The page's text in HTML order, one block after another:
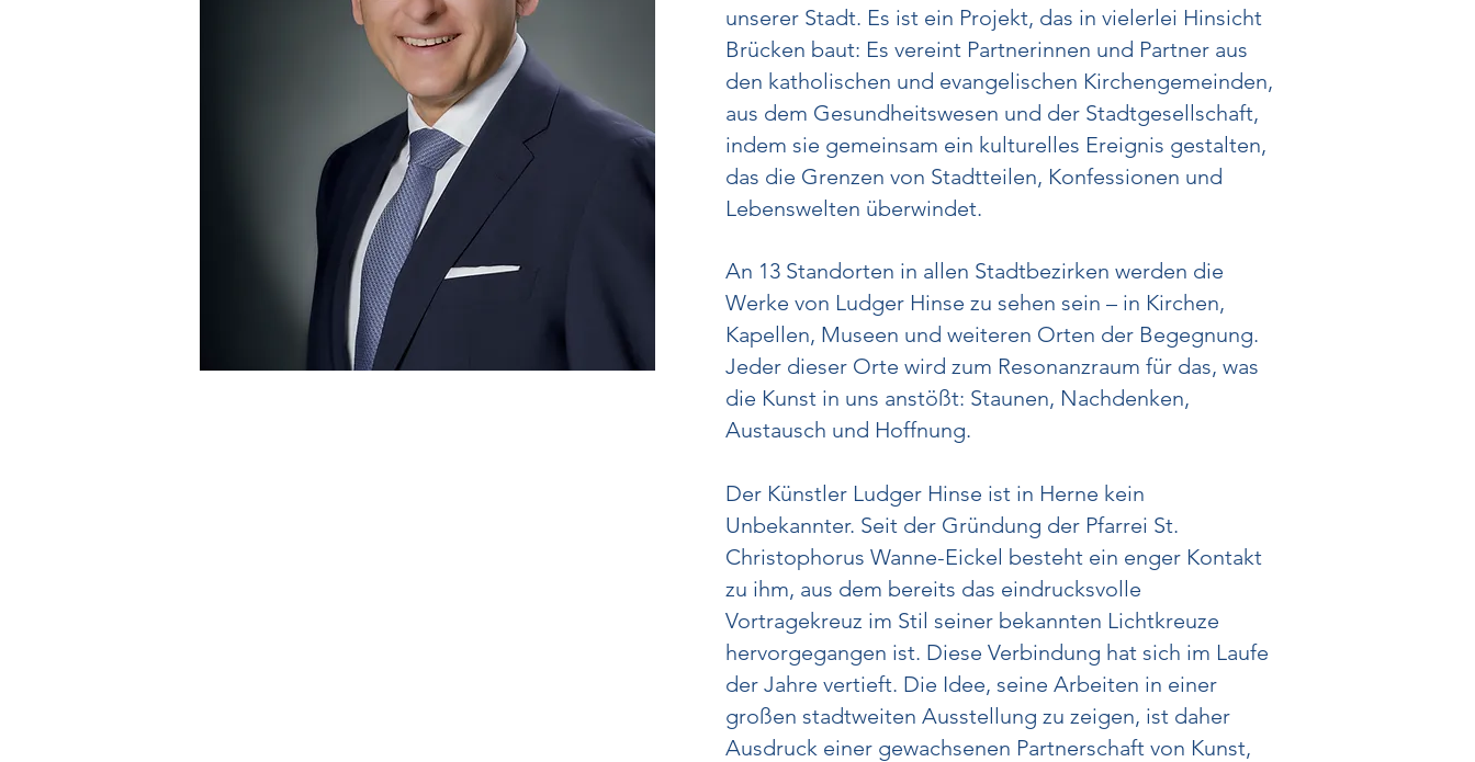
unserer Stadt. Es ist ein Projekt, das in vielerlei Hinsicht
Brücken baut: Es vereint Partnerinnen und Partner aus
den katholischen und evangelischen Kirchengemeinden,
aus dem Gesundheitswesen und der Stadtgesellschaft,
indem sie gemeinsam ein kulturelles Ereignis gestalten,
das die Grenzen von Stadtteilen, Konfessionen und
Lebenswelten überwindet.
An 13 Standorten in allen Stadtbezirken werden die
Werke von Ludger Hinse zu sehen sein – in Kirchen,
Kapellen, Museen und weiteren Orten der Begegnung.
Jeder dieser Orte wird zum Resonanzraum für das, was
die Kunst in uns anstößt: Staunen, Nachdenken,
Austausch und Hoffnung.
Der Künstler Ludger Hinse ist in Herne kein
Unbekannter. Seit der Gründung der Pfarrei St.
Christophorus Wanne-Eickel besteht ein enger Kontakt
zu ihm, aus dem bereits das eindrucksvolle
Vortragekreuz im Stil seiner bekannten Lichtkreuze
hervorgegangen ist. Diese Verbindung hat sich im Laufe
der Jahre vertieft. Die Idee, seine Arbeiten in einer
großen stadtweiten Ausstellung zu zeigen, ist daher
Ausdruck einer gewachsenen Partnerschaft von Kunst,